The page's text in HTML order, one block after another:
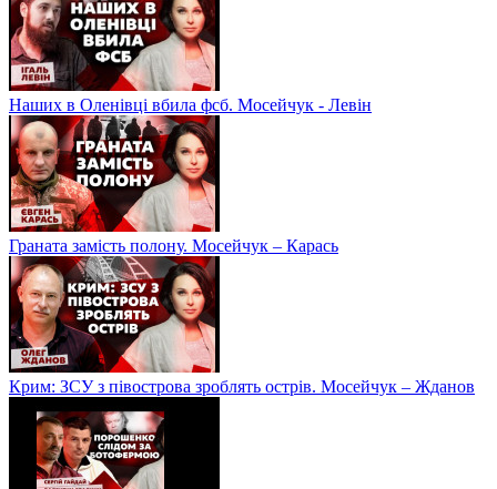
Наших в Оленівці вбила фсб. Мосейчук - Левін
Граната замість полону. Мосейчук – Карась
Крим: ЗСУ з півострова зроблять острів. Мосейчук – Жданов